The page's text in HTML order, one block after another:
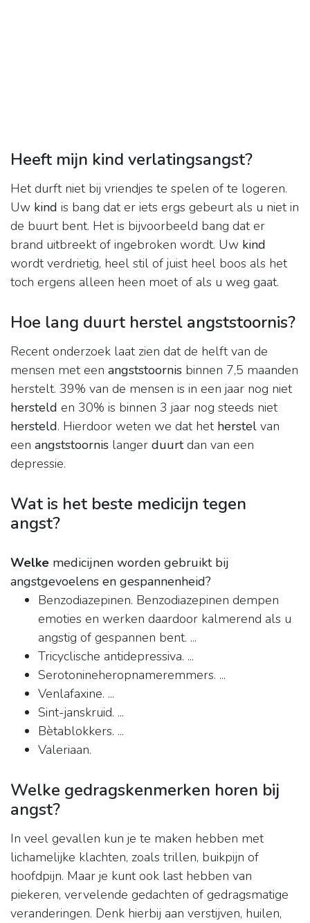
Heeft mijn kind verlatingsangst?
Het durft niet bij vriendjes te spelen of te logeren.
Uw kind is bang dat er iets ergs gebeurt als u niet in
de buurt bent. Het is bijvoorbeeld bang dat er
brand uitbreekt of ingebroken wordt. Uw kind
wordt verdrietig, heel stil of juist heel boos als het
toch ergens alleen heen moet of als u weg gaat.
Hoe lang duurt herstel angststoornis?
Recent onderzoek laat zien dat de helft van de
mensen met een angststoornis binnen 7,5 maanden
herstelt. 39% van de mensen is in een jaar nog niet
hersteld en 30% is binnen 3 jaar nog steeds niet
hersteld. Hierdoor weten we dat het herstel van
een angststoornis langer duurtdan van een
depressie.
Wat is het beste medicijn tegen
angst?
Welke medicijnen worden gebruikt bij
angstgevoelens en gespannenheid?
Benzodiazepinen. Benzodiazepinen dempen
emoties en werken daardoor kalmerend als u
angstig of gespannen bent. ...
Tricyclische antidepressiva. ...
Serotonineheropnameremmers. ...
Venlafaxine. ...
Sint-janskruid. ...
Bètablokkers. ...
Valeriaan.
Welke gedragskenmerken horen bij
angst?
In veel gevallen kun je te maken hebben met
lichamelijke klachten, zoals trillen, buikpijn of
hoofdpijn. Maar je kunt ook last hebben van
piekeren, vervelende gedachten of gedragsmatige
veranderingen. Denk hierbij aan verstijven, huilen,